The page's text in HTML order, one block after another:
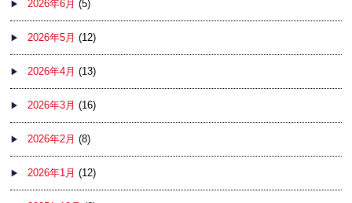
2026年6月 (5)
2026年5月 (12)
2026年4月 (13)
2026年3月 (16)
2026年2月 (8)
2026年1月 (12)